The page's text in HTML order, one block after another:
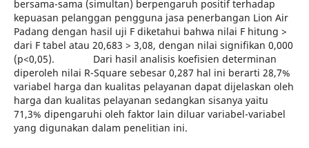
bersama-sama (simultan) berpengaruh positif terhadap
kepuasan pelanggan pengguna jasa penerbangan Lion Air
Padang dengan hasil uji F diketahui bahwa nilai F hitung >
dari F tabel atau 20,683 > 3,08, dengan nilai signifikan 0,000
(p<0,05). Dari hasil analisis koefisien determinan
diperoleh nilai R-Square sebesar 0,287 hal ini berarti 28,7%
variabel harga dan kualitas pelayanan dapat dijelaskan oleh
harga dan kualitas pelayanan sedangkan sisanya yaitu
71,3% dipengaruhi oleh faktor lain diluar variabel-variabel
yang digunakan dalam penelitian ini.